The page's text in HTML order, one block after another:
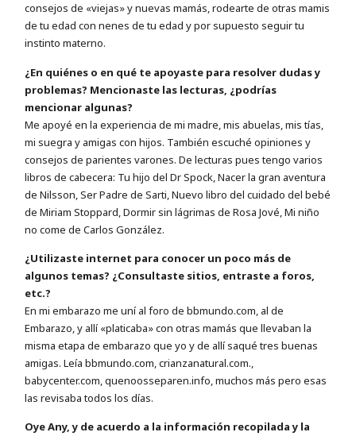
consejos de «viejas» y nuevas mamás, rodearte de otras mamis
de tu edad con nenes de tu edad y por supuesto seguir tu
instinto materno.
¿En quiénes o en qué te apoyaste para resolver dudas y
problemas? Mencionaste las lecturas, ¿podrías
mencionar algunas?
Me apoyé en la experiencia de mi madre, mis abuelas, mis tías,
mi suegra y amigas con hijos. También escuché opiniones y
consejos de parientes varones. De lecturas pues tengo varios
libros de cabecera: Tu hijo del Dr Spock, Nacer la gran aventura
de Nilsson, Ser Padre de Sarti, Nuevo libro del cuidado del bebé
de Miriam Stoppard, Dormir sin lágrimas de Rosa Jové, Mi niño
no come de Carlos González.
¿Utilizaste internet para conocer un poco más de
algunos temas? ¿Consultaste sitios, entraste a foros,
etc.?
En mi embarazo me uní al foro de bbmundo.com, al de
Embarazo, y allí «platicaba» con otras mamás que llevaban la
misma etapa de embarazo que yo y de allí saqué tres buenas
amigas. Leía bbmundo.com, crianzanatural.com.,
babycenter.com, quenoosseparen.info, muchos más pero esas
las revisaba todos los días.
Oye Any, y de acuerdo a la información recopilada y la